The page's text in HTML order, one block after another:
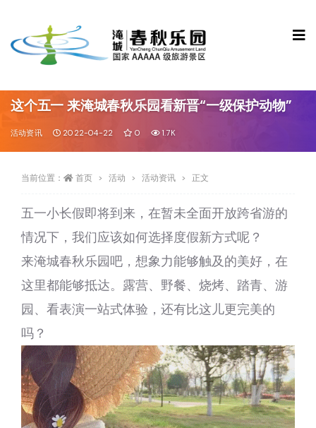
这个五一 来淹城春秋乐园看新晋“一级保护动物”
活动资讯 2022-04-22 0 1.7K
当前位置： 首页 活动 活动资讯 正文
五一小长假即将到来，在暂未全面开放跨省游的
情况下，我们应该如何选择度假新方式呢？
来淹城春秋乐园吧，想象力能够触及的美好，在
这里都能够抵达。露营、野餐、烧烤、踏青、游
园、看表演一站式体验，还有比这儿更完美的
吗？